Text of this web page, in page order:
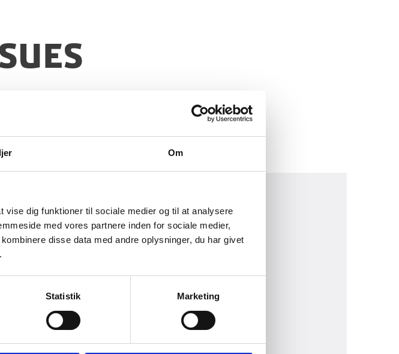
Om
dig funktioner til sociale medier og til at analysere
med vores partnere inden for sociale medier,
disse data med andre oplysninger, du har givet
Statistik Marketing